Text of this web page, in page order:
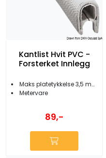
Kantlist Hvit PVC -
Forsterket Innlegg
Maks platetykkelse 3,5 mm
Metervare
89,-